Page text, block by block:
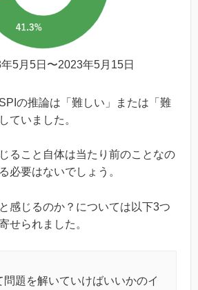
5月5日〜2023年5月15日
の推論は「難しい」または「難
ていました。
ること自体は当たり前のことなの
必要はないでしょう。
感じるのか？については以下3つ
せられました。
問題を解いていけばいいかのイ